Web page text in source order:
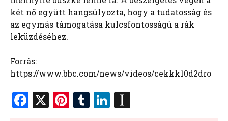
két nő együtt hangsúlyozta, hogy a tudatosság és
az egymás támogatása kulcsfontosságú a rák
leküzdéséhez.
Forrás:
https://www.bbc.com/news/videos/cekkk10d2dro
F X Pi T Li